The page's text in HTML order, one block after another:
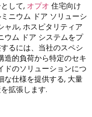
して, オプオ 住宅向け
ニウム ドア ソリューシ
ャル, ホスピタリティア
ウム ドア システムをプ
るには、当社のスペシ
造的負荷から特定のセキ
ドのソリューションにつ
な仕様を提供する, 大量
拡張します.